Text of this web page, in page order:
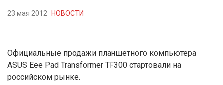
23 мая 2012 НОВОСТИ
Официальные продажи планшетного компьютера
ASUS Eee Pad Transformer TF300 стартовали на
российском рынке.